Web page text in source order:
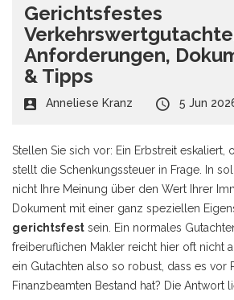
Gerichtsfestes
Anforderungen,
& Tipps
Anneliese Kranz 5 Jun
Stellen Sie sich vor: Ein Erbstreit eskaliert,
stellt die Schenkungssteuer in Frage. In
nicht Ihre Meinung über den Wert Ihrer
Dokument mit einer ganz speziellen
gerichtsfest sein. Ein normales
freiberuflichen Makler reicht hier oft nicht
ein Gutachten also so robust, dass es vor
Finanzbeamten Bestand hat? Die Antwort